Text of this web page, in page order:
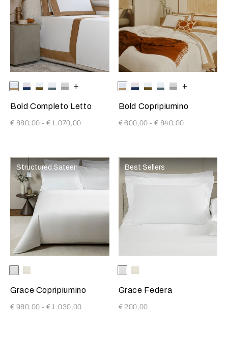
Selezionando il colore si aggiornerà l'immagine del prodotto
Available Colors
Milk-
Tan
Milk-Milk-Milk-Milk-+
Bold Completo Letto
€ 880,00 - € 1.070,00
Selezionando il colore si
Available Colors
Milk-
Tan
Milk-Milk-Milk-Milk-+
Bold Copripiumino
€ 600,00-€ 840,00
Structured Sateen
Available Colors
Grace Copripiumino
€ 980,00 - € 1.030,00
Best Sellers
Available Colors
Grace Federa
€ 200,00